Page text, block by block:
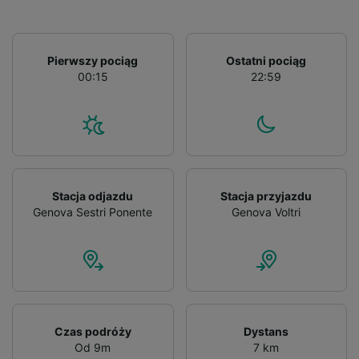
Pierwszy pociąg
00:15
Ostatni pociąg
22:59
Stacja odjazdu
Genova Sestri Ponente
Stacja przyjazdu
Genova Voltri
Czas podróży
Od 9m
Dystans
7 km